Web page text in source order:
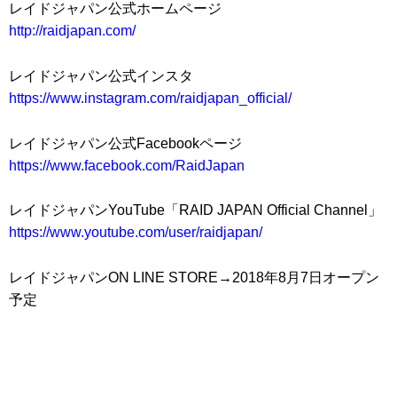
レイドジャパン公式ホームページ
http://raidjapan.com/
レイドジャパン公式インスタ
https://www.instagram.com/raidjapan_official/
レイドジャパン公式Facebookページ
https://www.facebook.com/RaidJapan
レイドジャパンYouTube「 RAID JAPAN Official Channel」
https://www.youtube.com/user/raidjapan/
レイドジャパンON LINE STORE→2018年8月7日オープン
予定